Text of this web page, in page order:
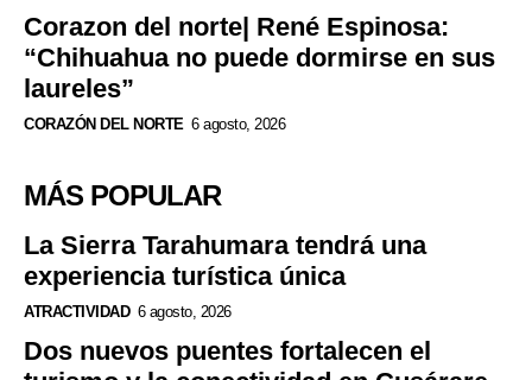
Corazon del norte| René Espinosa:
“Chihuahua no puede dormirse en sus
laureles”
CORAZÓN DEL NORTE 6 agosto, 2026
MÁS POPULAR
La Sierra Tarahumara tendrá una
experiencia turística única
ATRACTIVIDAD 6 agosto, 2026
Dos nuevos puentes fortalecen el